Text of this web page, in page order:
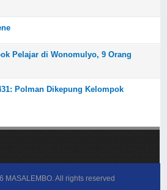
Pelajar di Wonomulyo, 9 Orang
Polman Dikepung Kelompok
MASALEMBO. All rights reserved